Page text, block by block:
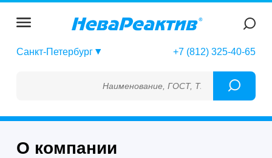
Санкт-Петербург +7 (812) 325-40-65
Наименование, ГОСТ, ТУ, ГСО, МСО, ОСО,
О компании